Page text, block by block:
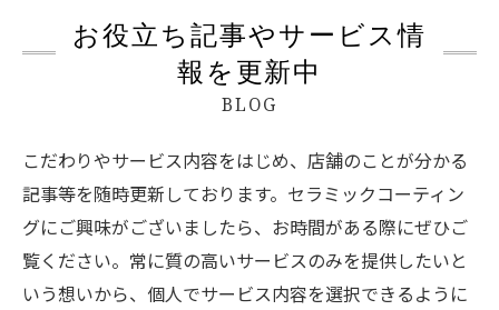
お役立ち記事やサービス情
報を更新中
BLOG
こだわりやサービス内容をはじめ、店舗のことが分かる
記事等を随時更新しております。セラミックコーティン
グにご興味がございましたら、お時間がある際にぜひご
覧ください。常に質の高いサービスのみを提供したいと
いう想いから、個人でサービス内容を選択できるように